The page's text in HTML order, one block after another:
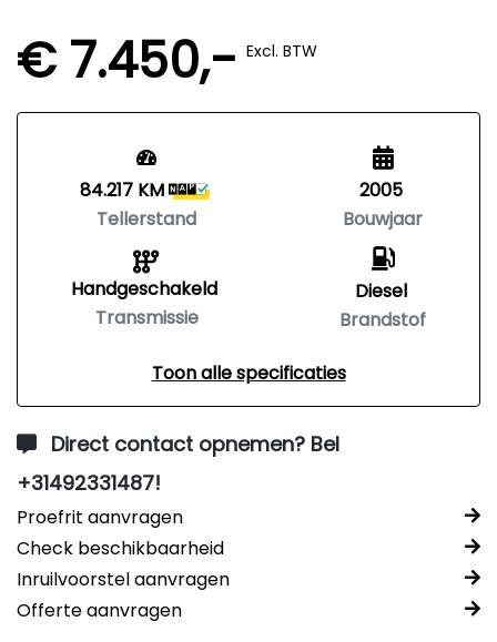
€ 7.450,- Excl. BTW
84.217 KM
Tellerstand
Handgeschakeld
Transmissie
2005
Bouwjaar
Diesel
Brandstof
Toon alle specificaties
Direct contact opnemen? Bel
+31492331487!
Proefrit aanvragen
Check beschikbaarheid
Inruilvoorstel aanvragen
Offerte aanvragen